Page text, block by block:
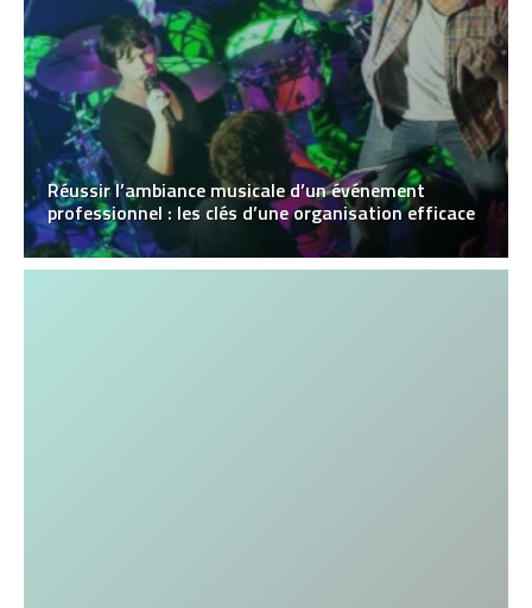
Réussir l’ambiance musicale d’un événement
professionnel : les clés d’une organisation efficace